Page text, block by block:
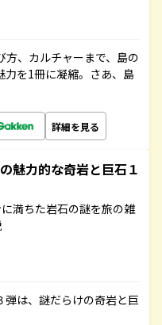
、カルチャーまで、島の
力を1冊に凝縮。さあ、島
詳細を見る
魅力的な奇岩と巨石１
満ちた岩石の謎を旅の雑
弾は、謎だらけの奇岩と巨